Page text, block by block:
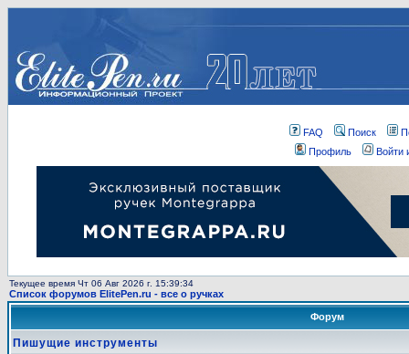
FAQ Поиск
Профиль
Войти
Текущее время Чт 06 Авг 2026 г. 15:39:34
Список форумов ElitePen.ru - все о ручках
Форум
Пишущие инструменты